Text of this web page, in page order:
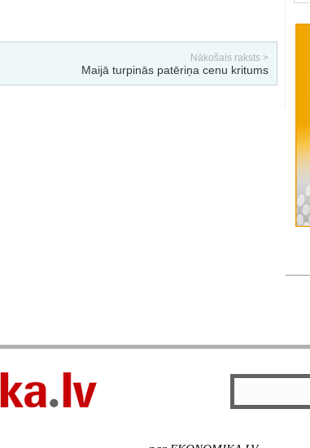
Nākošais raksts >
Maijā turpinās patēriņa cenu kritums